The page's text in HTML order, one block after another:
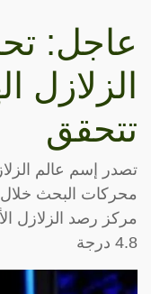
عاجل:
الزلازل
تتحقق
تصدر إسم عالم
محركات البحث خلال
مركز رصد الزلازل
4.8 درجة